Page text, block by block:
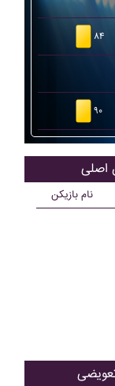
۸۴
۹۰
نام بازیکن